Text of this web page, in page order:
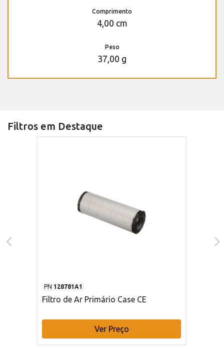
Comprimento
4,00 cm
Peso
37,00 g
Filtros em Destaque
PN 128781A1
Filtro de Ar Primário Case CE
Ver Preço